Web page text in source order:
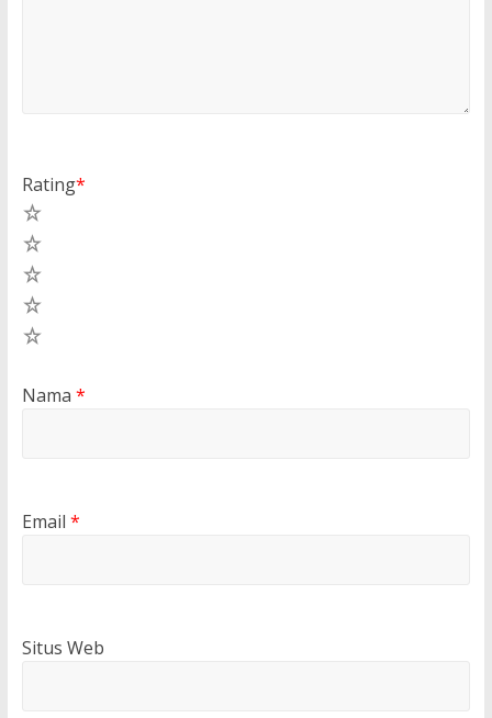
Rating*
Nama *
Email *
Situs Web